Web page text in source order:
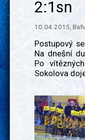
2:1sn
10.04.2015, Bafu
Postupový
Na dnešní
Po
Sokolova